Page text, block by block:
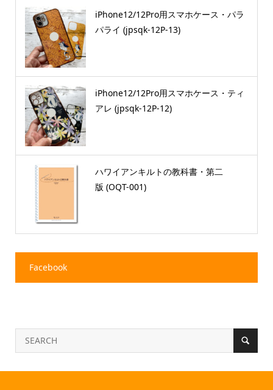
iPhone12/12Pro用スマホケース・パラ
パライ (jpsqk-12P-13)
iPhone12/12Pro用スマホケース・ティ
アレ (jpsqk-12P-12)
ハワイアンキルトの教科書・第二
版 (OQT-001)
Facebook